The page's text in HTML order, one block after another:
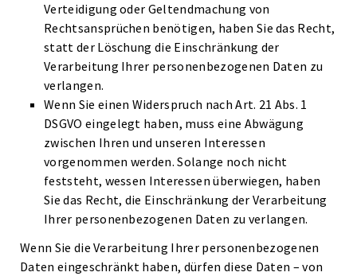
Verteidigung oder Geltendmachung von
Rechtsansprüchen benötigen, haben Sie das Recht,
statt der Löschung die Einschränkung der
Verarbeitung Ihrer personenbezogenen Daten zu
verlangen.
Wenn Sie einen Widerspruch nach Art. 21 Abs. 1
DSGVO eingelegt haben, muss eine Abwägung
zwischen Ihren und unseren Interessen
vorgenommen werden. Solange noch nicht
feststeht, wessen Interessen überwiegen, haben
Sie das Recht, die Einschränkung der Verarbeitung
Ihrer personenbezogenen Daten zu verlangen.
Wenn Sie die Verarbeitung Ihrer personenbezogenen
Daten eingeschränkt haben, dürfen diese Daten – von